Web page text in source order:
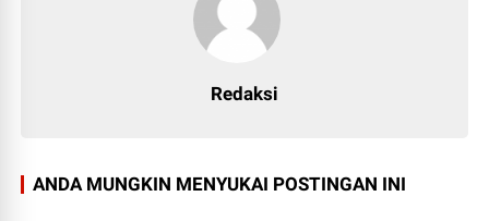
Redaksi
ANDA MUNGKIN MENYUKAI POSTINGAN INI